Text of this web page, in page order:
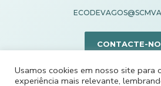
CONTACTE-
Usamos cookies em nosso site para
experiência mais relevante,